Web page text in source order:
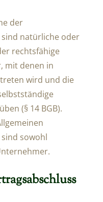
der
natürliche oder
rechtsfähige
mit denen in
wird und die
(§ 14 BGB).
sowohl